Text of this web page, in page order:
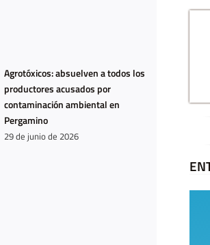
Agrotóxicos: absuelven a todos los
productores acusados por
contaminación ambiental en
Pergamino
29 de junio de 2026